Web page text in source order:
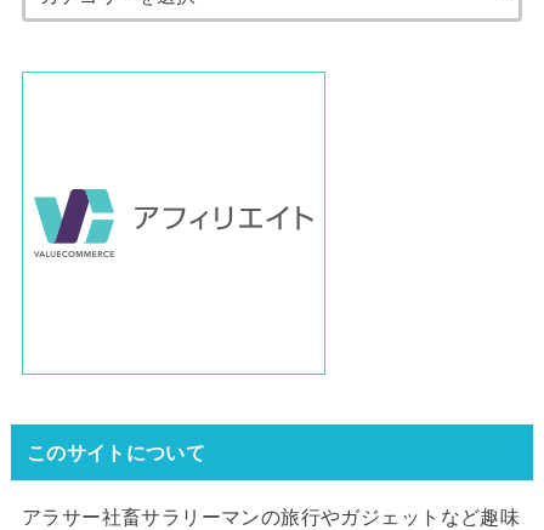
このサイトについて
アラサー社畜サラリーマンの旅行やガジェットなど趣味